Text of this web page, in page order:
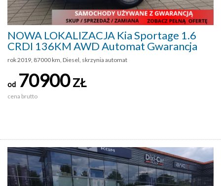
NOWA LOKALIZACJA Kia Sportage 1.6
CRDI 136KM AWD Automat Gwarancja
rok 2019, 87000 km, Diesel, skrzynia automat
od 70900ZŁ
cena brutto